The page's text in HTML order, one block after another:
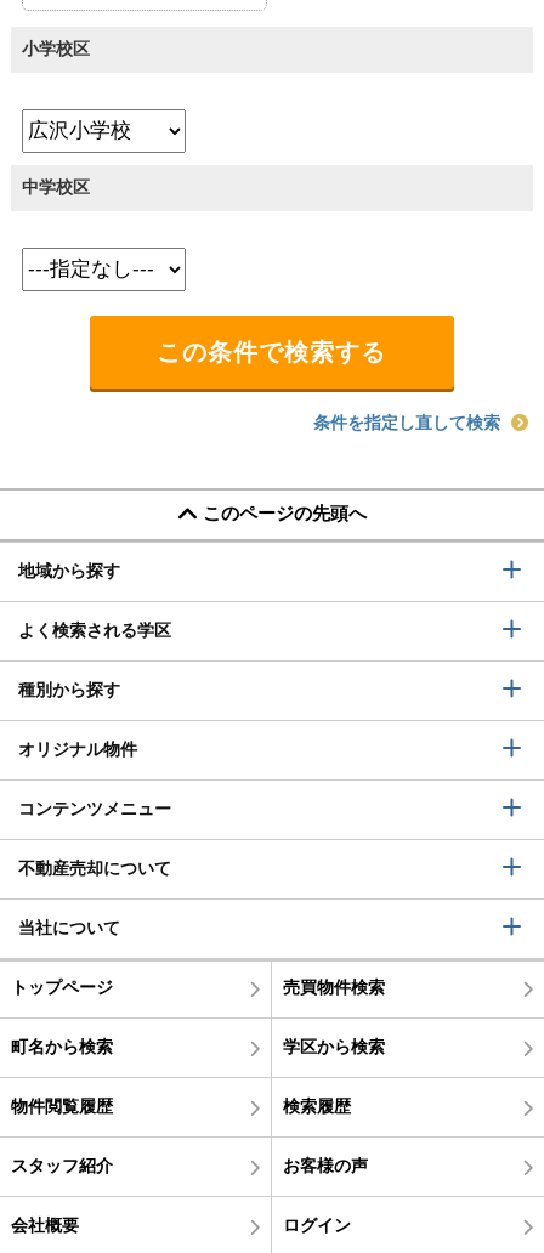
小学校区
中学校区
条件を指定し直して検索
このページの先頭へ
地域から探す
よく検索される学区
種別から探す
オリジナル物件
コンテンツメニュー
不動産売却について
当社について
トップページ 売買物件検索
町名から検索 学区から検索
物件閲覧履歴 検索履歴
スタッフ紹介 お客様の声
会社概要 ログイン